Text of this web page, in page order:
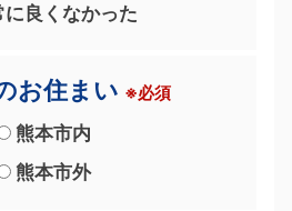
に良くなかった
お住まい ※必須
熊本市内
熊本市外